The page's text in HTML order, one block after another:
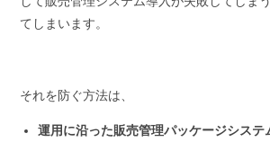
てしまいます。
それを防ぐ方法は、
運用に沿った販売管理パッケージシステ